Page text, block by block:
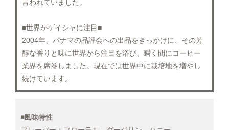
言われていました。
■世界がゲイシャに注目■
2004年、パナマの品評会への出品をきっかけに、その芳
醇な香りと味に世界から注目を浴び、瞬く間にコーヒー
業界を席巻しました。現在では世界中に栽培地を増やし
続けています。
◾️風味特性